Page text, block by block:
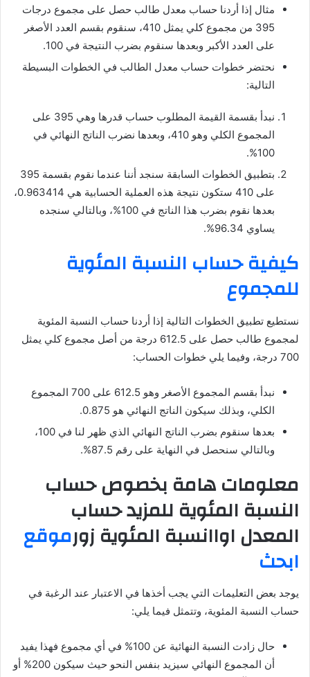
مثال إذا أردنا حساب معدل طالب حصل على مجموع درجات
395 من مجموع كلي يمثل 410، سنقوم بقسم العدد الأصغر
على العدد الأكبر وبعدها سنقوم بضرب النتيجة في 100.
نحتضر خطوات حساب معدل الطالب في الخطوات البسيطة
التالية:
نبدأ بقسمة القيمة المطلوب حساب قدرها وهي 395 على
المجموع الكلي وهو 410، وبعدها نضرب الناتج النهائي في
100%.
بتطبيق الخطوات السابقة سنجد أننا عندما نقوم بقسمة 395
على 410 ستكون نتيجة هذه العملية الحسابية هي 0.963414،
بعدها نقوم بضرب هذا الناتج في 100%، وبالتالي سنجده
يساوي 96.34%.
كيفية حساب النسبة المئوية
للمجموع
نستطيع تطبيق الخطوات التالية إذا أردنا حساب النسبة المئوية
لمجموع طالب حصل على 612.5 درجة من أصل مجموع كلي يمثل
700 درجة، وفيما يلي خطوات الحساب:
نبدأ بقسم المجموع الأصغر وهو 612.5 على 700 المجموع
الكلي، وبذلك سيكون الناتج النهائي هو 0.875.
بعدها سنقوم بضرب الناتج النهائي الذي ظهر لنا في 100،
وبالتالي سنحصل في النهاية على رقم 87.5%.
معلومات هامة بخصوص حساب
النسبة المئوية للمزيد حساب
المعدل اواانسبة المئوية زورموقع
ابحث
يوجد بعض التعليمات التي يجب أخذها في الاعتبار عند الرغبة في
حساب النسبة المئوية، وتتمثل فيما يلي:
حال زادت النسبة النهائية عن 100% في أي مجموع فهذا يفيد
أن المجموع النهائي سيزيد بنفس النحو حيث سيكون 200% أو